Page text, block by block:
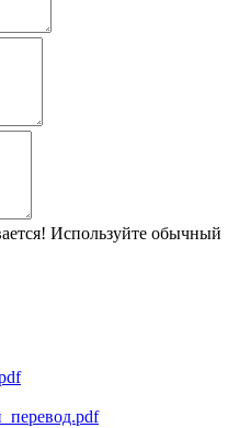
Используйте обычный